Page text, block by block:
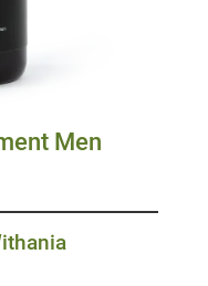
Men